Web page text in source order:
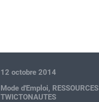
12 octobre 2014
Mode d'Emploi, RESSOURCES
TWICTONAUTES